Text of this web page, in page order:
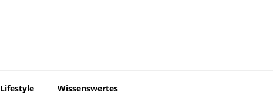
Lifestyle Wissenswertes